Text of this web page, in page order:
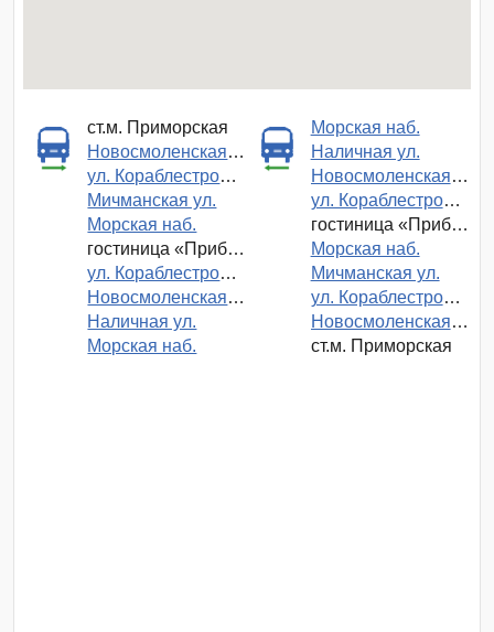
ст.м. Приморская
Новосмоленская наб.
ул. Кораблестроителей
Мичманская ул.
Морская наб.
гостиница «Прибалтийская»
ул. Кораблестроителей
Новосмоленская наб.
Наличная ул.
Морская наб.
Морская наб.
Наличная ул.
Новосмоленская наб.
ул. Кораблестроителей
гостиница «Прибалтийская»
Морская наб.
Мичманская ул.
ул. Кораблестроителей
Новосмоленская наб.
ст.м. Приморская